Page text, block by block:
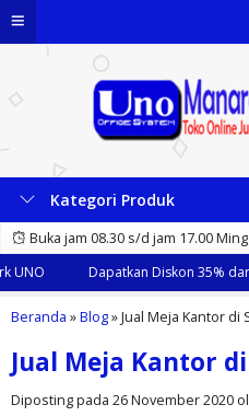
Kategori Produk
Buka jam 08.30 s/d jam 17.00
Dapatkan Diskon 35%
Beranda »Blog»Jual Meja Kantor di
Jual Meja Kantor
Diposting pada 26 November 2020